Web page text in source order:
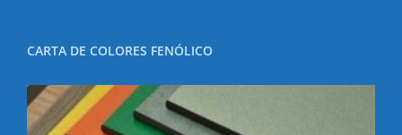
CARTA DE COLORES FENÓLICO